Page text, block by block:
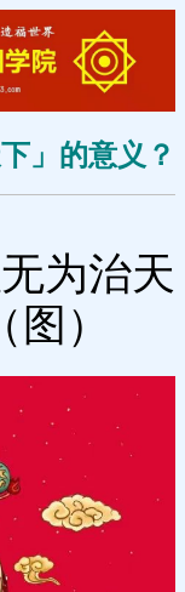
」的意义？
为治天
）